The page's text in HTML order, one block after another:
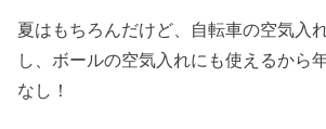
夏はもちろんだけど、自転車の空気入
し、ボールの空気入れにも使えるから
なし！